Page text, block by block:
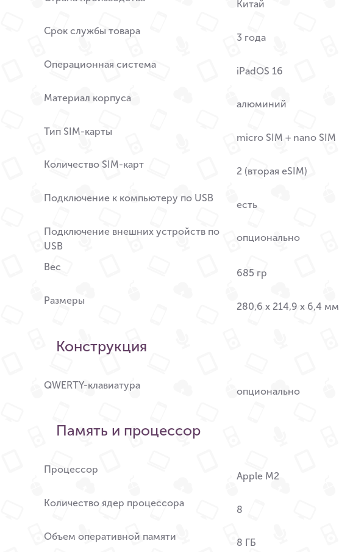
Китай
Срок службы товара
3 года
Операционная система
iPadOS 16
Материал корпуса
алюминий
Тип SIM-карты
micro SIM + nano SIM
Количество SIM-карт
2 (вторая eSIM)
Подключение к компьютеру по USB
есть
Подключение внешних устройств по
USB
опционально
Вес
685 гр
Размеры
280,6 x 214,9 x 6,4 мм
Конструкция
QWERTY-клавиатура
опционально
Память и процессор
Процессор
Apple M2
Количество ядер процессора
8
Объем оперативной памяти
8 ГБ